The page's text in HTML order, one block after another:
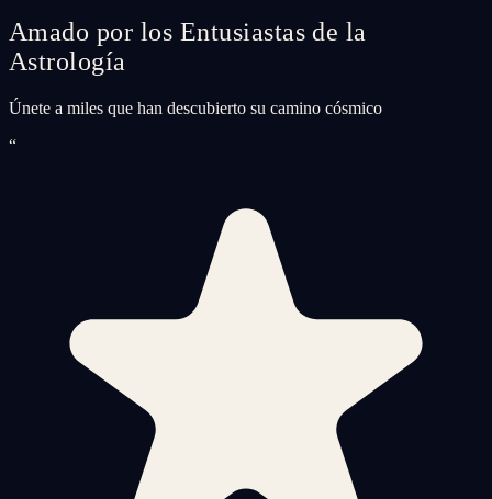
Amado por los Entusiastas de la
Astrología
Únete a miles que han descubierto su camino cósmico
“